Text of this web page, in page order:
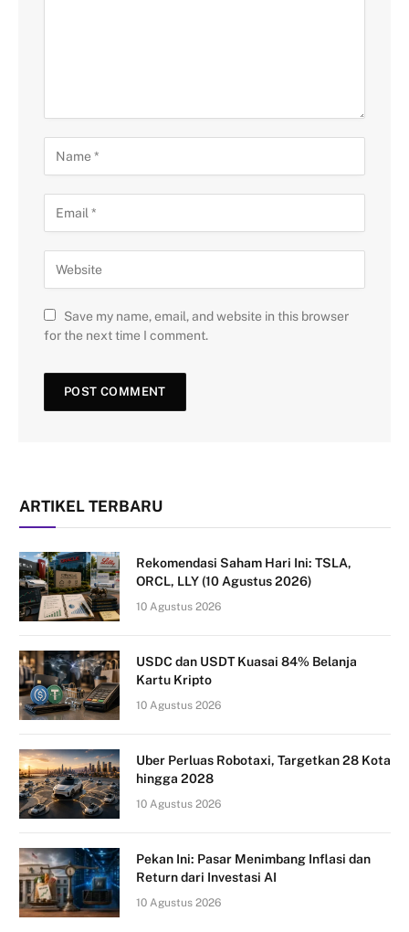
Save my name, email, and website in this browser
for the next time I comment.
ARTIKEL TERBARU
Rekomendasi Saham Hari Ini: TSLA,
ORCL, LLY (10 Agustus 2026)
10 Agustus 2026
USDC dan USDT Kuasai 84% Belanja
Kartu Kripto
10 Agustus 2026
Uber Perluas Robotaxi, Targetkan 28 Kota
hingga 2028
10 Agustus 2026
Pekan Ini: Pasar Menimbang Inflasi dan
Return dari Investasi AI
10 Agustus 2026